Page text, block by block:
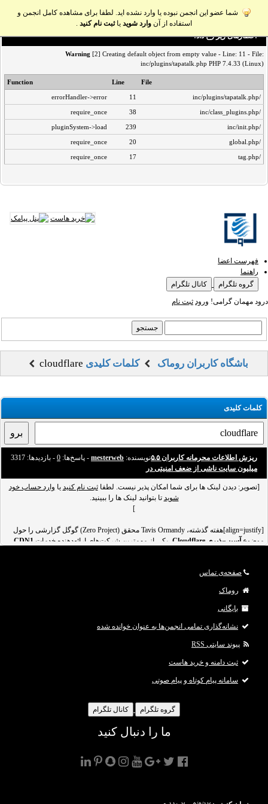
شما عضو این انجمن نبوده یا وارد نشده اید. لطفا برای مشاهده کامل انجمن و
استفاده از آن وارد شوید یاثبت نام کنید .
اخطار‌های زیر رخ داد:
Warning [2] Creating default object from empty value - Line: 11 - File:
inc/plugins/tapatalk.php PHP 7.4.33 (Linux)
File
Line
Function
/inc/plugins/tapatalk.php
11
errorHandler->error
/inc/class_plugins.php
38
require_once
/inc/init.php
239
pluginSystem->load
/global.php
20
require_once
/tag.php
17
require_once
فهرست اعضا
راهنما
گروه تلگرام
کانال تلگرام
درود مهمان گرامی! ورود ثبت نام
باشگاه کاربران روماک کلمات کلیدی cloudflare
کلمات کلیدی
نویسنده: mesterweb - پاسخ‌ها: 0 - بازدید‌ها: 3317
ریزش اطلاعات محرمانه کاربران ۵.۵
میلیون سایت ناشی از ضعف امنیتی در
[تصویر: دیدن لینک ها برای شما امکان پذیر نیست. لطفاثبت نام کنید یا وارد حساب خود
شوید تا بتوانید لینک ها را ببینید.
]
[align=justify]هفته گذشته، Tavis Ormandy محقق (Zero Project) گوگل گزارشی را حول
موضوع ‌ آسیب‌پذیری Cloudflare ، یکی از مهم‌ترین شرکت‌های ارائه‌‌دهنده‌ خدمات CDN1
"اکنون ما در حال بررسی موضوع آلودگی [b]کلودف
صفحه‌ی تماس
روماک
بایگانی
نشانه‌گذاری تمامی انجمن‌ها به عنوان خوانده شده
پیوند سایتی RSS
ثبت دامنه و خرید هاست
سامانه پیام کوتاه و پیام صوتی
گروه تلگرام کانال تلگرام
ما را دنبال کنید